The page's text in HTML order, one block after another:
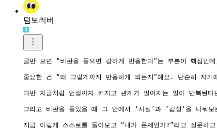
덤보러버
글만 보면 “비판을 들으면 강하게 반응한다”는 부분이 핵심
중요한 건 “왜 그렇게까지 반응하게 되는지”예요. 단순히 자
다만 지금처럼 언쟁까지 커지고 관계가 멀어지는 일이 반복
그리고 비판을 들었을 때 그 안에서 ‘사실’과 ‘감정’을 나